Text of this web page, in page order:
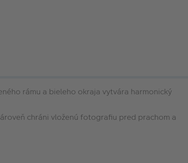
rámu a bieleho okraja vytvára harmonický
chráni vloženú fotografiu pred prachom a